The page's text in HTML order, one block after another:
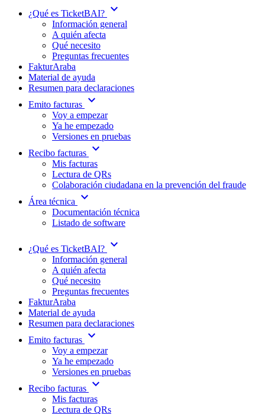
¿Qué es TicketBAI? expand_more
Información general
A quién afecta
Qué necesito
Preguntas frecuentes
FakturAraba
Material de ayuda
Resumen para declaraciones
Emito facturas expand_more
Voy a empezar
Ya he empezado
Versiones en pruebas
Recibo facturas expand_more
Mis facturas
Lectura de QRs
Colaboración ciudadana en la prevención del fraude
Área técnica
expand_more
Documentación técnica
Listado de software
¿Qué es TicketBAI? expand_more
Información general
A quién afecta
Qué necesito
Preguntas frecuentes
FakturAraba
Material de ayuda
Resumen para declaraciones
Emito facturas expand_more
Voy a empezar
Ya he empezado
Versiones en pruebas
Recibo facturas expand_more
Mis facturas
Lectura de QRs